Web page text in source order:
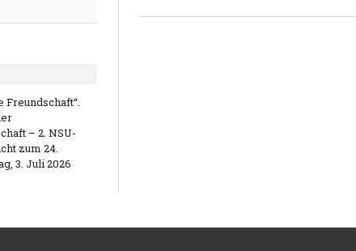
Freundschaft“.
– 2. NSU-
zum 24.
3. Juli 2026